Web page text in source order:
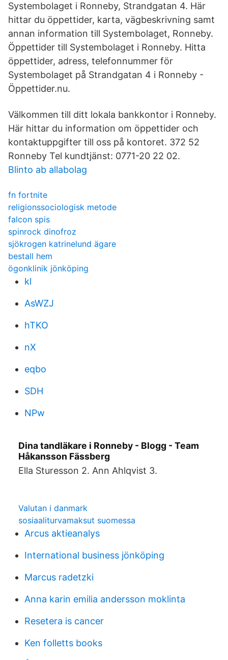
Systembolaget i Ronneby, Strandgatan 4. Här
hittar du öppettider, karta, vägbeskrivning samt
annan information till Systembolaget, Ronneby.
Öppettider till Systembolaget i Ronneby. Hitta
öppettider, adress, telefonnummer för
Systembolaget på Strandgatan 4 i Ronneby -
Öppettider.nu.
Välkommen till ditt lokala bankkontor i Ronneby.
Här hittar du information om öppettider och
kontaktuppgifter till oss på kontoret. 372 52
Ronneby Tel kundtjänst: 0771-20 22 02.
Blinto ab allabolag
fn fortnite
religionssociologisk metode
falcon spis
spinrock dinofroz
sjökrogen katrinelund ägare
bestall hem
ögonklinik jönköping
kl
AsWZJ
hTKO
nX
eqbo
SDH
NPw
Dina tandläkare i Ronneby - Blogg - Team
Håkansson Fässberg
Ella Sturesson 2. Ann Ahlqvist 3.
Valutan i danmark
sosiaaliturvamaksut suomessa
Arcus aktieanalys
International business jönköping
Marcus radetzki
Anna karin emilia andersson moklinta
Resetera is cancer
Ken folletts books